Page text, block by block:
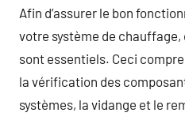
Afin d’assurer le bon
votre système de
sont essentiels. Ceci
la vérification des
systèmes, la vidange et le